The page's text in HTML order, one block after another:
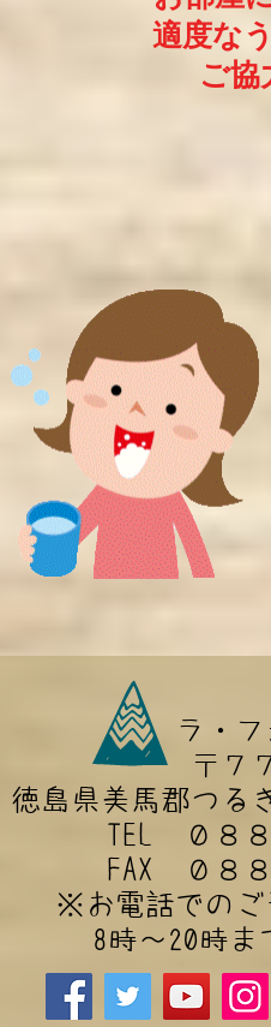
適度な
ご協
ラ・
〒７
徳島県美馬郡つる
TEL ０８
FAX ０８
​※お電話でのご
8時～20時